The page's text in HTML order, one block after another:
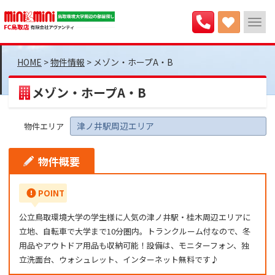
>物件情報 > メゾン・ホープA・B
メゾン・ホープA・B
物件エリア 津ノ井駅周辺エリア
物件概要
POINT
公立鳥取環境大学の学生様に人気の津ノ井駅・桂木周辺エリアに
立地、自転車で大学まで10分圏内。トランクルーム付なので、冬
用品やアウトドア用品も収納可能！設備は、モニターフォン、独
立洗面台、ウォシュレット、インターネット無料です♪